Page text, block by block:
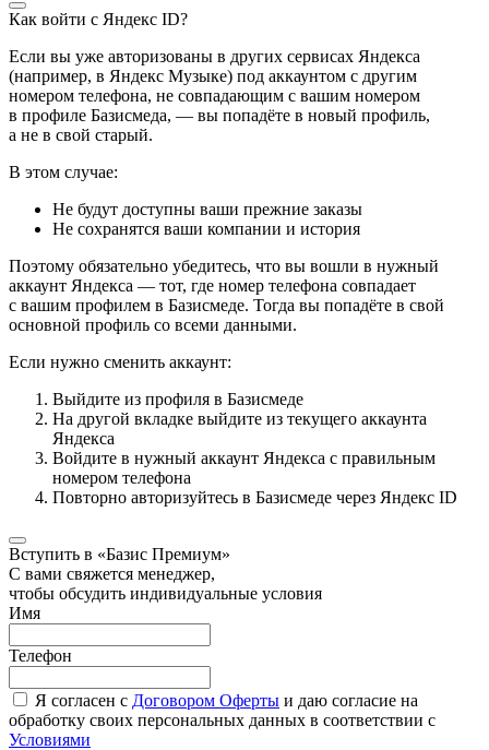
Как войти с Яндекс ID?
Если вы уже авторизованы в других сервисах Яндекса
(например, в Яндекс Музыке) под аккаунтом с другим
номером телефона, не совпадающим с вашим номером
в профиле Базисмеда, — вы попадёте в новый профиль,
а не в свой старый.
В этом случае:
Не будут доступны ваши прежние заказы
Не сохранятся ваши компании и история
Поэтому обязательно убедитесь, что вы вошли в нужный
аккаунт Яндекса — тот, где номер телефона совпадает
с вашим профилем в Базисмеде. Тогда вы попадёте в свой
основной профиль со всеми данными.
Если нужно сменить аккаунт:
Выйдите из профиля в Базисмеде
На другой вкладке выйдите из текущего аккаунта
Яндекса
Войдите в нужный аккаунт Яндекса с правильным
номером телефона
Повторно авторизуйтесь в Базисмеде через Яндекс ID
Вступить в «Базис Премиум»
С вами свяжется менеджер,
чтобы обсудить индивидуальные условия
Имя
Телефон
Я согласен с Договором Оферты и даю согласие на
обработку своих персональных данных в соответствии с
Условиями